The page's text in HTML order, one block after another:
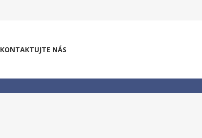
KONTAKTUJTE NÁS